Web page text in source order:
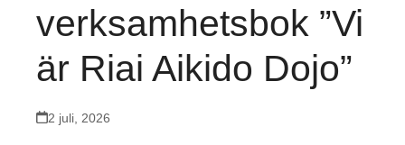
verksamhetsbok ”Vi
är Riai Aikido Dojo”
2 juli, 2026